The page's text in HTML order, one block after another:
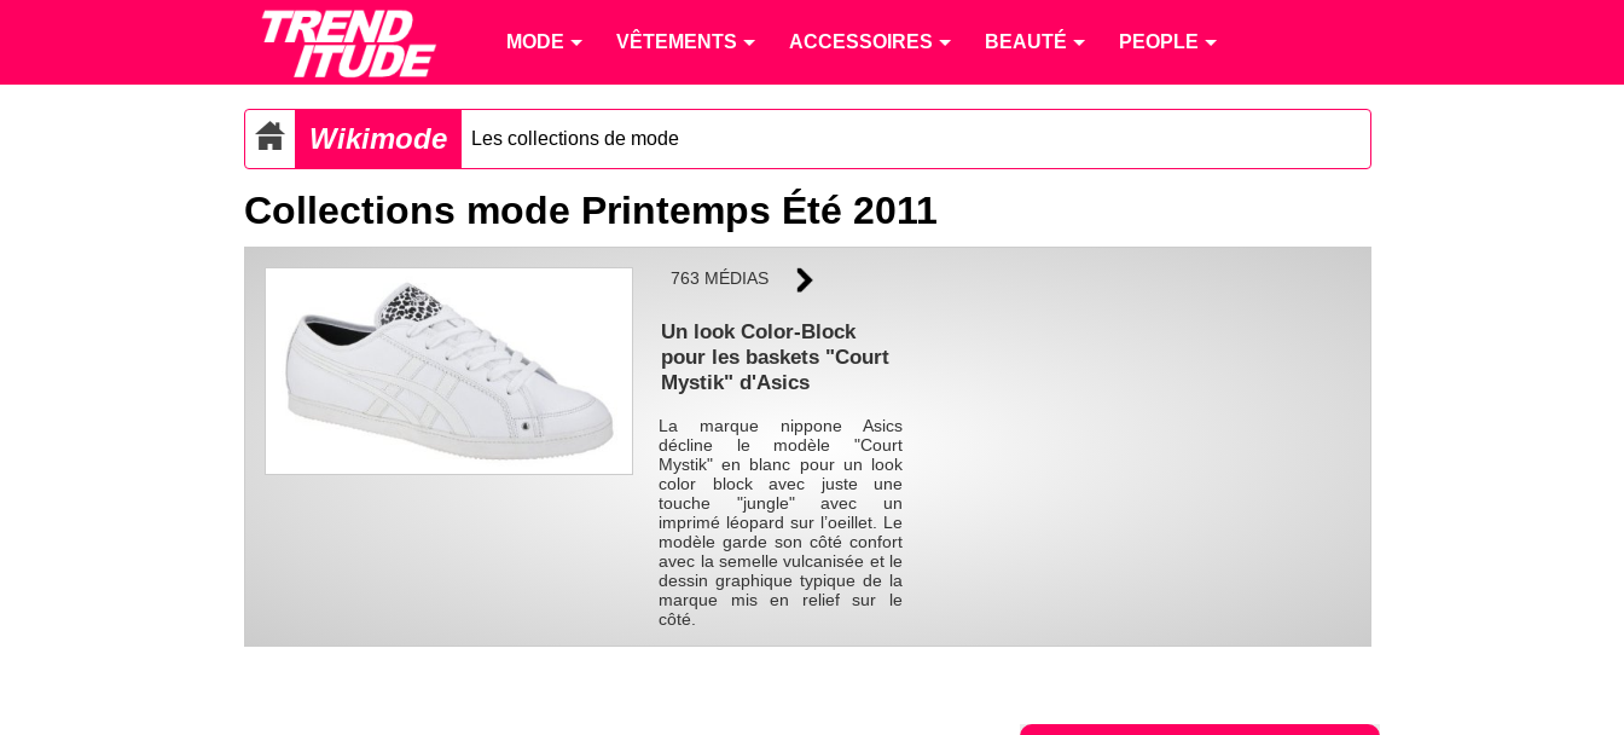
MODE VÊTEMENTS ACCESSOIRES BEAUTÉ PEOPLE
Wikimode Les collections de mode
Collections mode Printemps Été 2011
763 MÉDIAS
Un look Color-Block
pour les baskets "Court
Mystik" d'Asics
La marque nippone Asics
décline le modèle "Court
Mystik" en blanc pour un look
color block avec juste une
touche "jungle" avec un
imprimé léopard sur l’oeillet. Le
modèle garde son côté confort
avec la semelle vulcanisée et le
dessin graphique typique de la
marque mis en relief sur le
côté.